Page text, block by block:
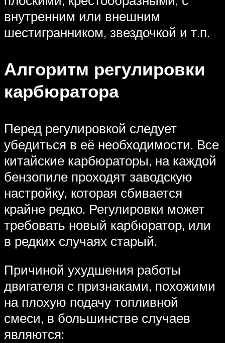
внутренним или внешним
шестигранником, звездочкой и т.п.
Алгоритм регулировки
карбюратора
Перед регулировкой следует
убедиться в её необходимости. Все
китайские карбюраторы, на каждой
бензопиле проходят заводскую
настройку, которая сбивается
крайне редко. Регулировки может
требовать новый карбюратор, или
в редких случаях старый.
Причиной ухудшения работы
двигателя с признаками, похожими
на плохую подачу топливной
смеси, в большинстве случаев
являются: